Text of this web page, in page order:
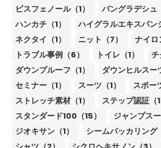
ビスフェノール（1）
バングラデシュ
ハンカチ（1）
ハイグラルエキスパン
ネクタイ（1）
ニット（7） ナイロ
トラブル事例（6）
トイレ（1）
チ
ダウンプルーフ（1）
ダウンヒルスー
セミナー（1）
スーツ（1）
スポー
ストレッチ素材（1）
ステップ認証（1
スタンダード100（15）
ジャンプスー
ジオキサン（1）
シームパッカリング